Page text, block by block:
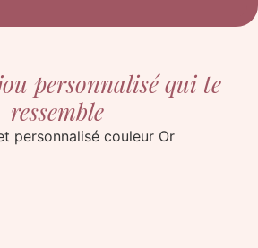
personnalisé qui te
ressemble